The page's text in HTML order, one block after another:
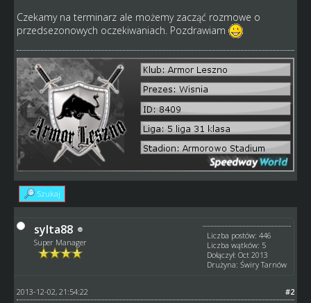
Czekamy na terminarz ale możemy zacząć rozmowe o
przedsezonowych oczekiwaniach. Pozdrawiam
Szukaj
sylta88
Super Manager
Liczba postów: 446
Liczba wątków: 5
Dołączył: Oct 2013
Drużyna: Świry Tarnów
#2
2013-12-02, 21:54:22